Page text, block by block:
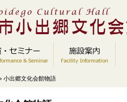
小出郷文化会館物語